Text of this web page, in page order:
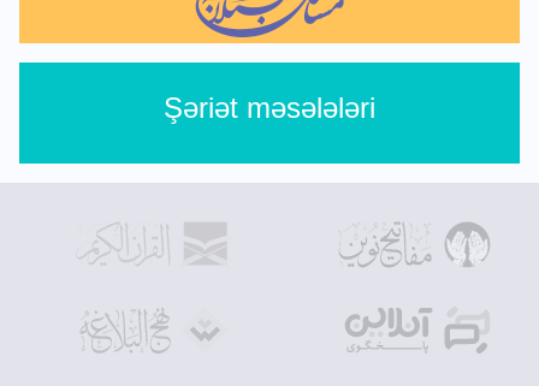
Şəriət məsələləri